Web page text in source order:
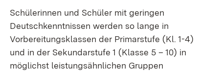
Schülerinnen und Schüler mit geringen
Deutschkenntnissen werden so lange in
Vorbereitungsklassen der Primarstufe (Kl. 1-4)
und in der Sekundarstufe 1 (Klasse 5 – 10) in
möglichst leistungsähnlichen Gruppen